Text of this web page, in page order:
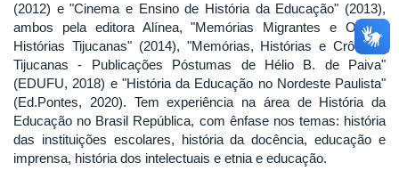
(2012) e "Cinema e Ensino de História da Educação" (2013),
ambos pela editora Alínea, "Memórias Migrantes e Outras
Histórias Tijucanas" (2014), "Memórias, Histórias e Crônicas
Tijucanas - Publicações Póstumas de Hélio B. de Paiva"
(EDUFU, 2018) e "História da Educação no Nordeste Paulista"
(Ed.Pontes, 2020). Tem experiência na área de História da
Educação no Brasil República, com ênfase nos temas: história
das instituições escolares, história da docência, educação e
imprensa, história dos intelectuais e etnia e educação.